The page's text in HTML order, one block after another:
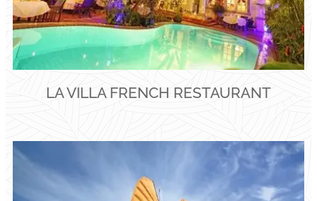
LA VILLA FRENCH RESTAURANT